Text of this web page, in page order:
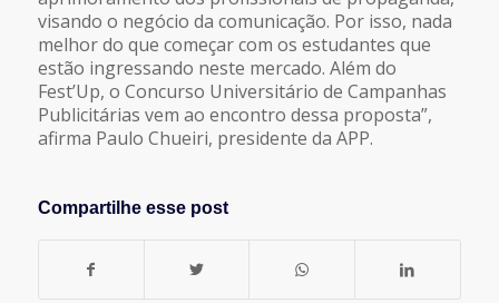
visando o negócio da comunicação. Por isso, nada
melhor do que começar com os estudantes que
estão ingressando neste mercado. Além do
Fest’Up, o Concurso Universitário de Campanhas
Publicitárias vem ao encontro dessa proposta”,
afirma Paulo Chueiri, presidente da APP.
Compartilhe esse post